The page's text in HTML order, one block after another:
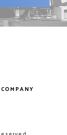
COMPANY